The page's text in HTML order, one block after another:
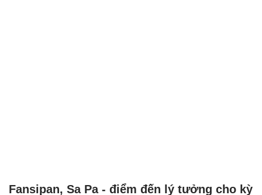
Fansipan, Sa Pa - điểm đến lý tưởng cho kỳ